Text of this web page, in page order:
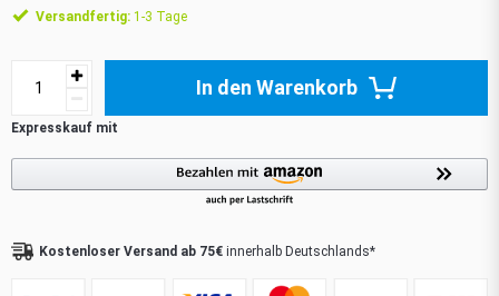
Versandfertig: 1-3 Tage
In den Warenkorb
Kostenloser Versand ab 75€ innerhalb Deutschlands*